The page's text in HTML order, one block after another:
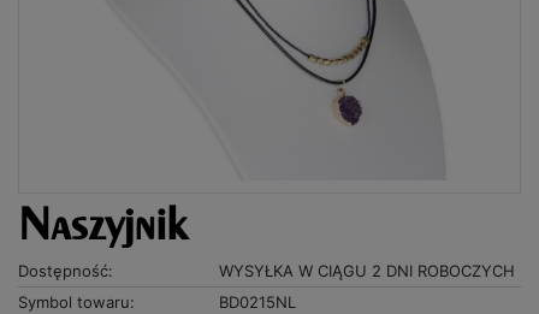
Naszyjnik
Dostępność:
WYSYŁKA W CIĄGU 2 DNI ROBOCZYCH
Symbol towaru:
BD0215NL